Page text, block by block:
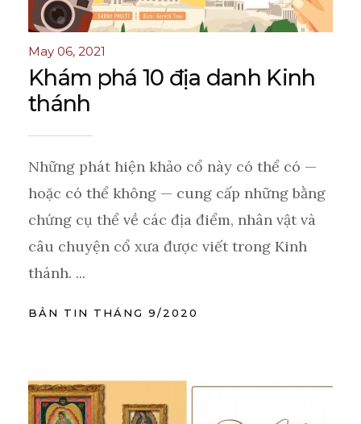
May 06, 2021
Khám phá 10 địa danh Kinh
thánh
Những phát hiện khảo cổ này có thể có —
hoặc có thể không — cung cấp những bằng
chứng cụ thể về các địa điểm, nhân vật và
câu chuyện cổ xưa được viết trong Kinh
thánh. ...
BẢN TIN THÁNG 9/2020